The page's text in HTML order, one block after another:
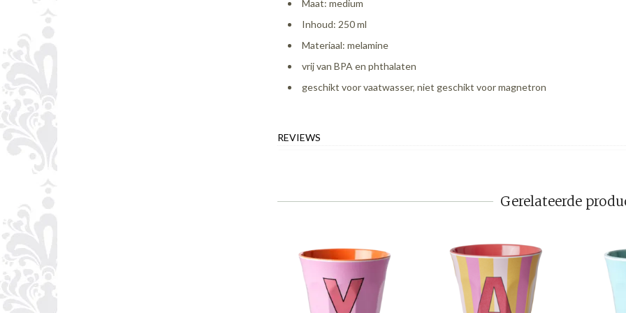
Maat: medium
Inhoud: 250 ml
Materiaal: melamine
vrij van BPA en phthalaten
geschikt voor vaatwasser, niet geschikt voor magnetron
REVIEWS
Gerelateerde